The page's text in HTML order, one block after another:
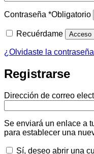
Contraseña *Obligatorio
Recuérdame Acceso
¿Olvidaste la
Registrarse
Dirección de correo
Se enviará un enlace a
para establecer una
Sí, deseo abrir una